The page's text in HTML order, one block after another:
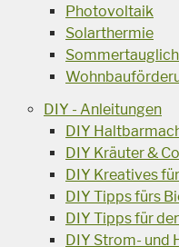
Photovoltaik
Solarthermie
DIY - Anleitungen
DIY
DIY Kräuter &
DIY Kreatives
DIY Tipps fürs
DIY Tipps für
DIY Strom- und